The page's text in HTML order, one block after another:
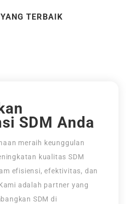
TERBAIK
SDM Anda
meraih keunggulan
kualitas SDM
efisiensi, efektivitas, dan
adalah partner yang
SDM di